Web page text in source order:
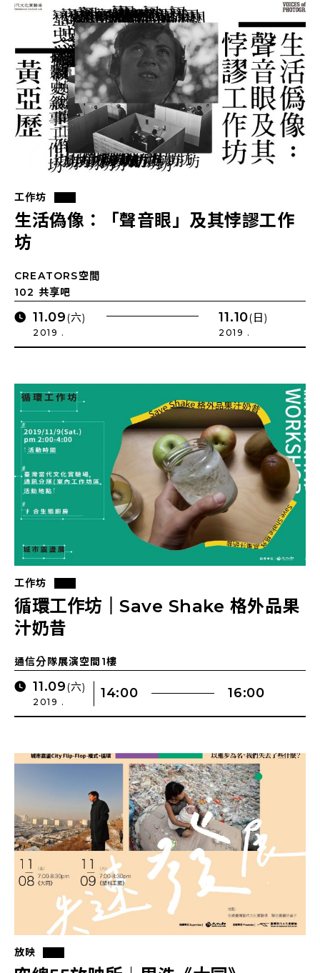
工作坊
生活偽像：「聲音眼」及其悖謬工作
坊
CREATORS空間
102 共享吧
11.09(六)
2019 .
11.10(日)
2019 .
工作坊
循環工作坊｜Save Shake 格外品果
汁奶昔
通信分隊展演空間1樓
11.09(六)
2019 .
14:00 16:00
放映